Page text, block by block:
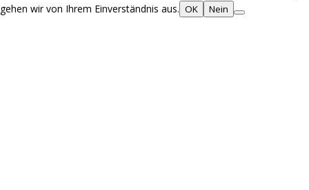
gehen wir von Ihrem Einverständnis aus. OK Nein